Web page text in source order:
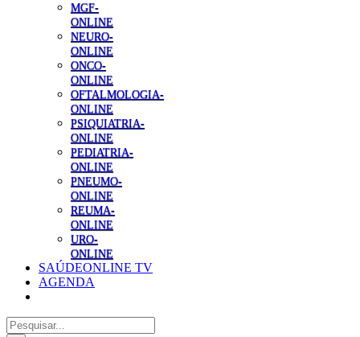
MGF-
ONLINE
NEURO-
ONLINE
ONCO-
ONLINE
OFTALMOLOGIA-
ONLINE
PSIQUIATRIA-
ONLINE
PEDIATRIA-
ONLINE
PNEUMO-
ONLINE
REUMA-
ONLINE
URO-
ONLINE
SAÚDEONLINE TV
AGENDA
Pesquisar